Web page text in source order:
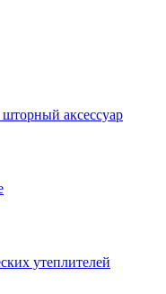
аксессуар
утеплителей